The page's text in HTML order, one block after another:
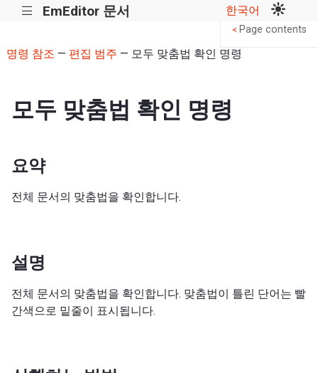
||| EmEditor 문서 한국어
명령 참조 — 편집 범주 — 모두 맞춤법 확인 명령
모두 맞춤법 확인 명령
요약
전체 문서의 맞춤법을 확인합니다.
설명
전체 문서의 맞춤법을 확인합니다. 맞춤법이 틀린 단어는 빨
간색으로 밑줄이 표시됩니다.
< Page contents